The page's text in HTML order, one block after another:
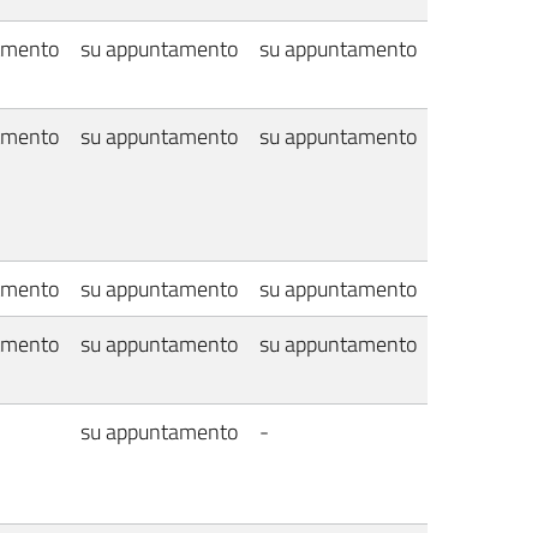
su appuntamento su appuntamento
su appuntamento su appuntamento
su appuntamento
su appuntamento
su appuntamento su appuntamento
su appuntamento -